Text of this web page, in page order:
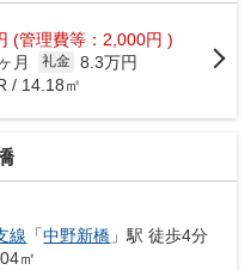
(管理費等：2,000円 )
月 礼金 8.3万円
/ 14.18㎡
線 「中野新橋 」駅 徒歩4分
㎡